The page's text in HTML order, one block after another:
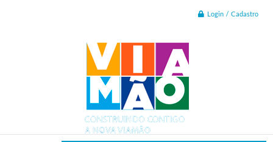
Login / Cadastro